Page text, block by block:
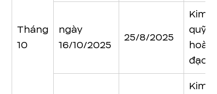
Tháng
10
ngày
16/10/2025
25/8/2025
Kim
quỹ
đạo
Kim